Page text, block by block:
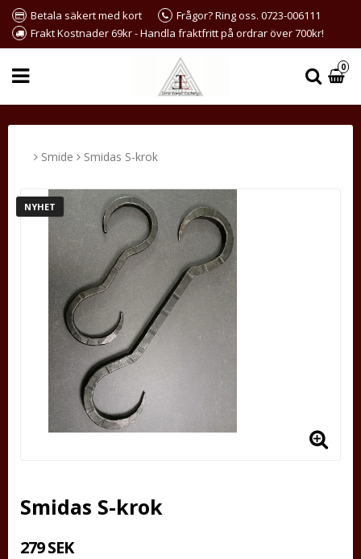
Betala säkert med kort
Frågor? Ring oss. 0723-006111
Frakt Kostnader 69kr - Handla fraktfritt på ordrar över 700kr!
0
Smide Smidas S-krok
NYHET
Smidas S-krok
279 SEK